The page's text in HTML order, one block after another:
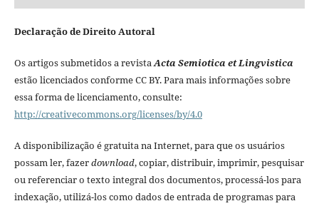
Declaração de Direito Autoral
Os artigos submetidos a revistaActa Semiotica et Lingvistica
estão licenciados conforme CC BY. Para mais informações sobre
essa forma de licenciamento, consulte:
http://creativecommons.org/licenses/by/4.0
A disponibilização é gratuita na Internet, para que os usuários
possam ler, fazerdownload, copiar, distribuir, imprimir, pesquisar
ou referenciar o texto integral dos documentos, processá-los para
indexação, utilizá-los como dados de entrada de programas para